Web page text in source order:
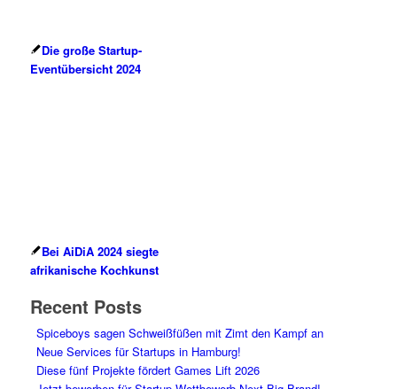
Die große Startup-
Eventübersicht 2024
Bei AiDiA 2024 siegte
afrikanische Kochkunst
Recent Posts
Spiceboys sagen Schweißfüßen mit Zimt den Kampf an
Neue Services für Startups in Hamburg!
Diese fünf Projekte fördert Games Lift 2026